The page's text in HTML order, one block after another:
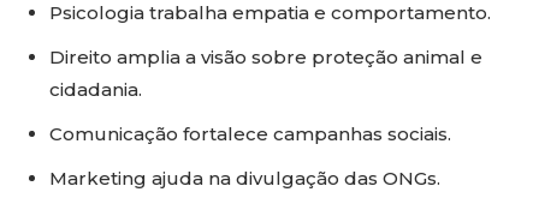
Psicologia trabalha empatia e comportamento.
Direito amplia a visão sobre proteção animal e
cidadania.
Comunicação fortalece campanhas sociais.
Marketing ajuda na divulgação das ONGs.